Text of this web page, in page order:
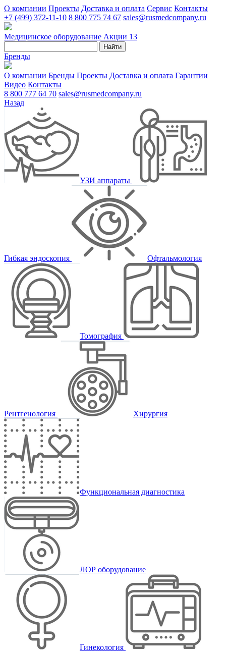
О компании Проекты Доставка и оплата Сервис Контакты
+7 (499) 372-11-10 8 800 775 74 67 sales@rusmedcompany.ru
Медицинское оборудование Акции 13
Найти
Бренды
О компании Бренды Проекты Доставка и оплата Гарантии
Видео Контакты
8 800 777 64 70 sales@rusmedcompany.ru
Назад
УЗИ аппараты
Гибкая эндоскопия Офтальмология
Томография
Рентгенология Хирургия
Функциональная диагностика
ЛОР оборудование
Гинекология